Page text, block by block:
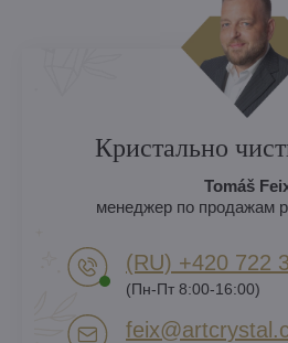
Кристально
Tomáš
менеджер по продажам
(RU) +420 722
(Пн-Пт 8:00-16:00)